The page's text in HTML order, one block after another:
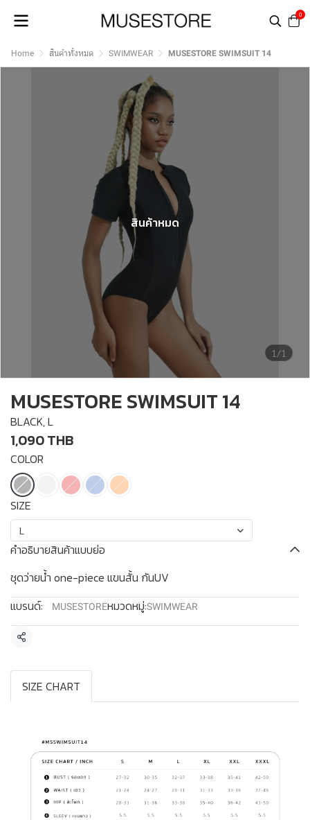
0
Home สินค้าทั้งหมด SWIMWEAR MUSESTORE SWIMSUIT 14
1/1
สินค้าหมด
MUSESTORE SWIMSUIT 14
BLACK, L
1,090 THB
COLOR
SIZE
L
คำอธิบายสินค้าแบบย่อ
ชุดว่ายน้ำ one-piece แขนสั้น กันUV
แบรนด์:
MUSESTOREหมวดหมู่:SWIMWEAR
แชร์
SIZE CHART